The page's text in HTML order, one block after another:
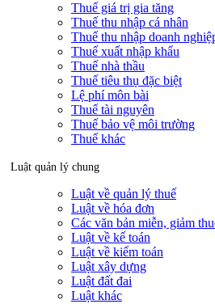
Thuế giá trị gia tăng
Thuế thu nhập cá nhân
Thuế thu nhập doanh
Thuế xuất nhập khẩu
Thuế nhà thầu
Thuế tiêu thụ đặc biệt
Lệ phí môn bài
Thuế tài nguyên
Thuế bảo vệ môi trường
Thuế khác
Luật quản lý chung
Luật về quản lý thuế
Luật về hóa đơn
Các văn bản miễn, giảm
Luật về kế toán
Luật về kiểm toán
Luật xây dựng
Luật đất đai
Luật khác